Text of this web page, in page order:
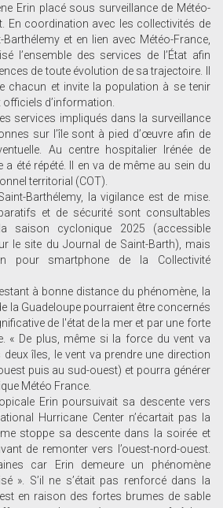
Erin placé sous surveillance de Météo-
En coordination avec les collectivités de
et en lien avec Météo-France,
l’ensemble des services de l’État afin
de toute évolution de sa trajectoire. Il
chacun et invite la population à se tenir
d’information.
services impliqués dans la surveillance
sur l’île sont à pied d’œuvre afin de
Au centre hospitalier Irénée de
a été répété. Il en va de même au sein du
territorial (COT).
Barthélemy, la vigilance est de mise.
et de sécurité sont consultables
saison cyclonique 2025 (accessible
le site du Journal de Saint-Barth), mais
pour smartphone de la Collectivité
à bonne distance du phénomène, la
la Guadeloupe pourraient être concernés
de l'état de la mer et par une forte
« De plus, même si la force du vent va
îles, le vent va prendre une direction
puis au sud-ouest) et pourra générer
Météo France.
Erin poursuivait sa descente vers
Hurricane Center n’écartait pas la
stoppe sa descente dans la soirée et
de remonter vers l’ouest-nord-ouest.
car Erin demeure un phénomène
». S’il ne s’était pas renforcé dans la
en raison des fortes brumes de sable